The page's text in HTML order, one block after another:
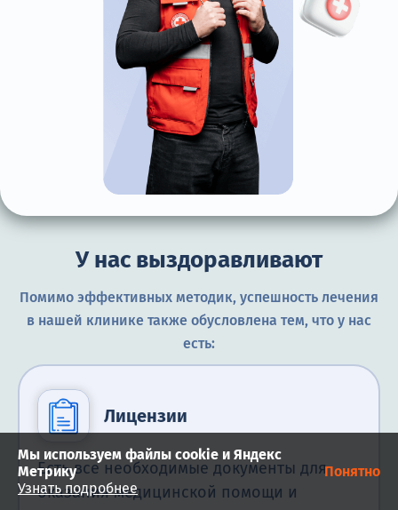
У нас выздоравливают
Помимо эффективных методик, успешность лечения
в нашей клинике также обусловлена тем, что у нас
есть:
Лицензии
Есть все необходимые документы для
оказания медицинской помощи и
Мы используем файлы cookie и Яндекс
Метрику
Узнать подробнее
Понятно